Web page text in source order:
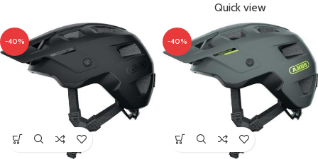
Quick view
-40% -40%